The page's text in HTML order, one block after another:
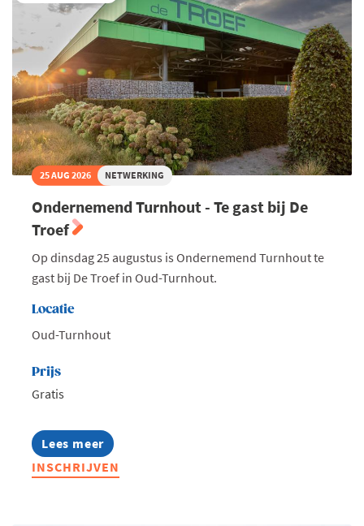
water
25 AUG 2026 NETWERKING
Ondernemend Turnhout - Te gast bij De
Troef
Op dinsdag 25 augustus is Ondernemend Turnhout te
gast bij De Troef in Oud-Turnhout.
Locatie
Oud-Turnhout
Prijs
Gratis
Lees meer
about
Ondernemend
Turnhout
INSCHRIJVEN